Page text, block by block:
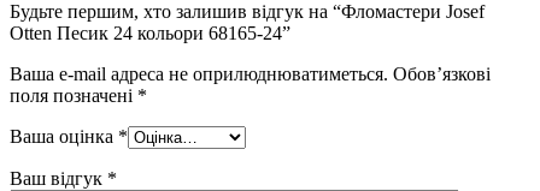
Будьте першим, хто залишив відгук на “Фломастери Josef
Otten Песик 24 кольори 68165-24”
Ваша e-mail адреса не оприлюднюватиметься. Обов’язкові
поля позначені *
Ваша оцінка *
Ваш відгук *